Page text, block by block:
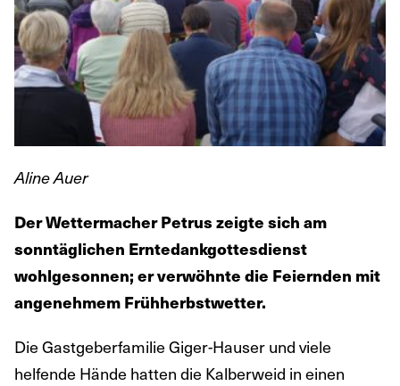
Aline Auer
Der Wettermacher Petrus zeigte sich am
sonntäglichen Erntedankgottesdienst
wohlgesonnen; er verwöhnte die Feiernden mit
angenehmem Frühherbstwetter.
Die Gastgeberfamilie Giger-Hauser und viele
helfende Hände hatten die Kalberweid in einen